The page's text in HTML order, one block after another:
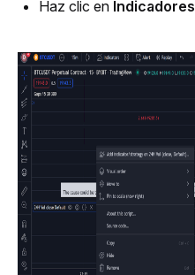
Haz clic en Indicadores